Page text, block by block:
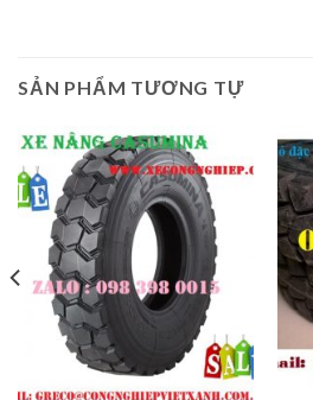
SẢN PHẨM TƯƠNG TỰ